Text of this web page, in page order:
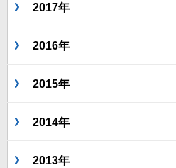
2017年
2016年
2015年
2014年
2013年